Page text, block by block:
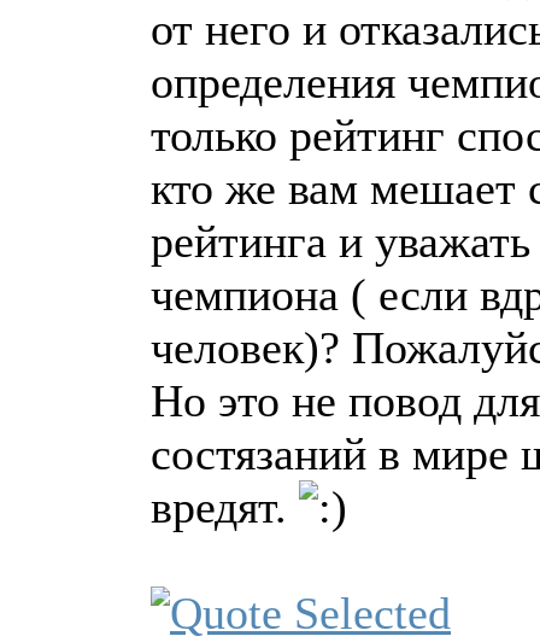
от него и
определения
только рейтинг
кто же вам мешает
рейтинга и
чемпиона ( если
человек)?
Но это не повод
состязаний в мире
вредят.